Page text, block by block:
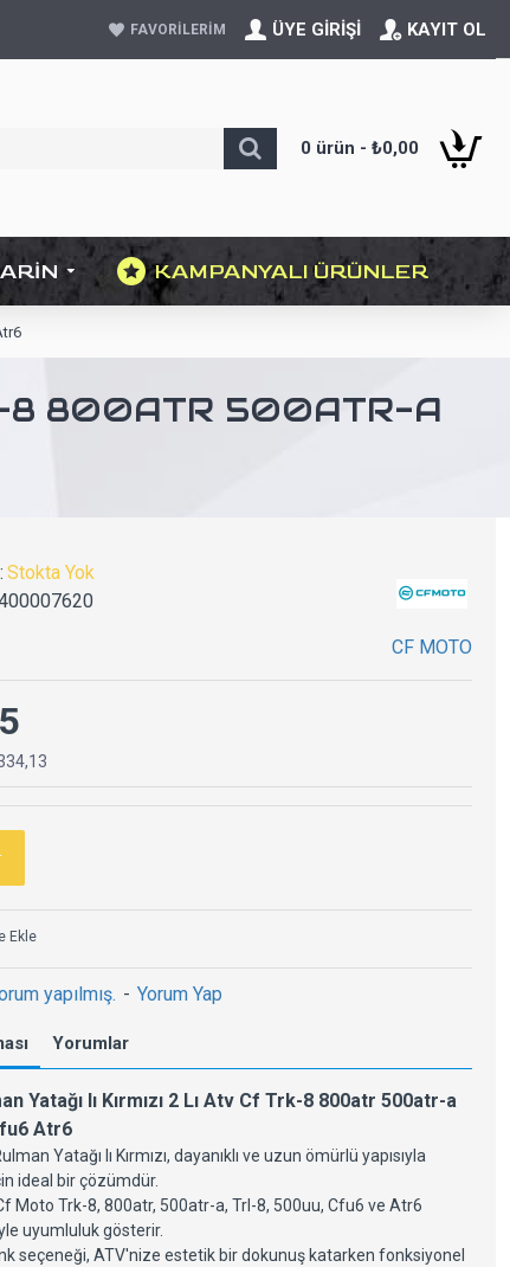
FAVORILERIM ÜYE GIRIŞI KAYIT OL
0 ürün - ₺0,00
KAMPANYALI ÜRÜNLER
8 800ATR 500ATR-A
Stokta Yok
CF MOTO
yapılmış. - Yorum Yap
Ekle
Yorumlar
Yatağı Iı Kırmızı 2 Lı Atv Cf Trk-8 800atr 500atr-a
Atr6
Yatağı Iı Kırmızı, dayanıklı ve uzun ömürlü yapısıyla
ideal bir çözümdür.
Moto Trk-8, 800atr, 500atr-a, Trl-8, 500uu, Cfu6 ve Atr6
uyumluluk gösterir.
seçeneği, ATV'nize estetik bir dokunuş katarken fonksiyonel